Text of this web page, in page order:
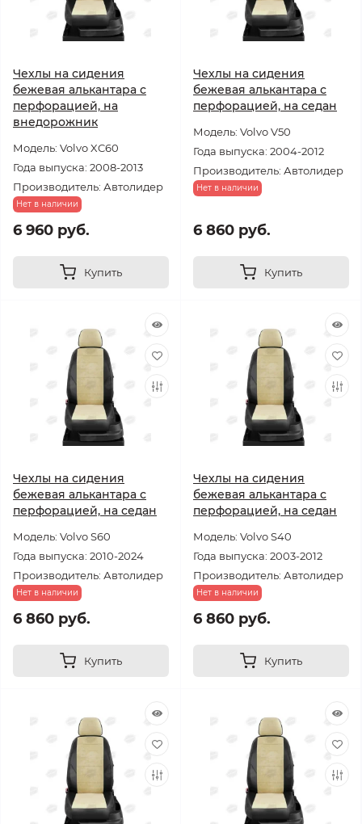
Чехлы на сидения
бежевая алькантара с
перфорацией, на
внедорожник
Модель: Volvo XC60
Года выпуска: 2008-2013
Производитель: Автолидер
Нет в наличии
6 960 руб.
Купить
Чехлы на сидения
бежевая алькантара с
перфорацией, на седан
Модель: Volvo V50
Года выпуска: 2004-2012
Производитель: Автолидер
Нет в наличии
6 860 руб.
Купить
Чехлы на сидения
бежевая алькантара с
перфорацией, на седан
Модель: Volvo S60
Года выпуска: 2010-2024
Производитель: Автолидер
Нет в наличии
6 860 руб.
Купить
Чехлы на сидения
бежевая алькантара с
перфорацией, на седан
Модель: Volvo S40
Года выпуска: 2003-2012
Производитель: Автолидер
Нет в наличии
6 860 руб.
Купить